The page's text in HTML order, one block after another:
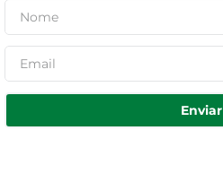
Enviar